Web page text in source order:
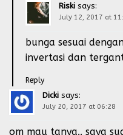
Riski says:
July 12, 2017 at
bunga sesuai
invertasi dan
Reply
Dicki says:
July 20, 2017 at 06:28
om mau tanya.. saya